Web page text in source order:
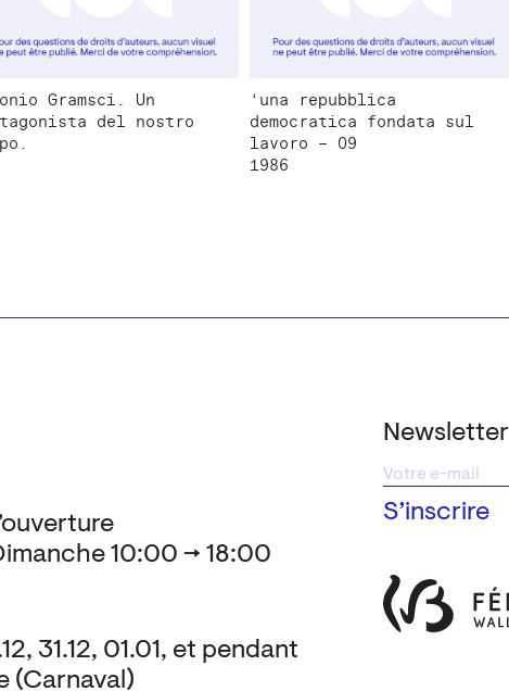
Gramsci. Un
del nostro
‘una repubblica
democratica fondata sul
lavoro – 09
1986
Newsletter
10:00 → 18:00
31.12, 01.01, et pendant
(Carnaval)